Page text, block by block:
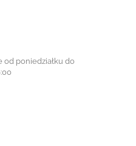
od poniedziałku do